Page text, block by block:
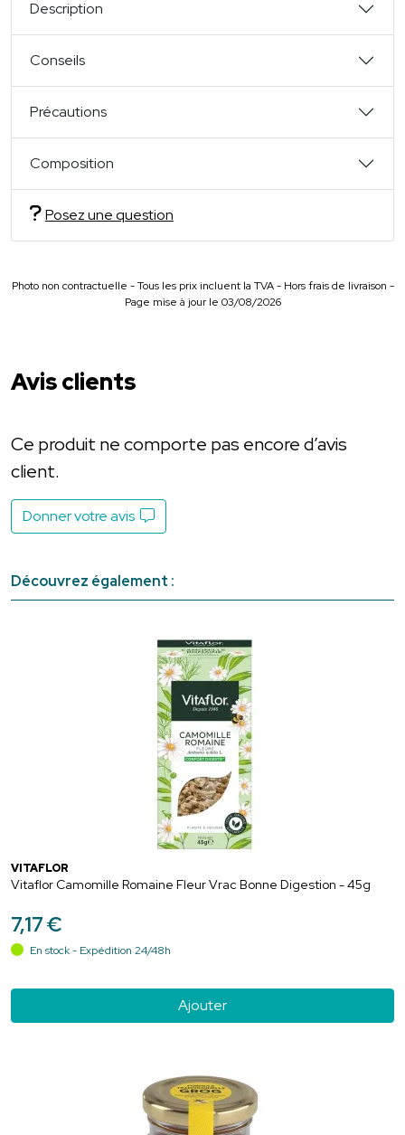
Description
Conseils
Précautions
Composition
Posez une question
Photo non contractuelle - Tous les prix incluent la TVA - Hors frais de livraison -
Page mise à jour le 03/08/2026
Avis clients
Ce produit ne comporte pas encore d’avis
client.
Donner votre avis
Découvrez également :
VITAFLOR
Vitaflor Camomille Romaine Fleur Vrac Bonne Digestion - 45g
7,17€
En stock - Expédition 24/48h
Ajouter